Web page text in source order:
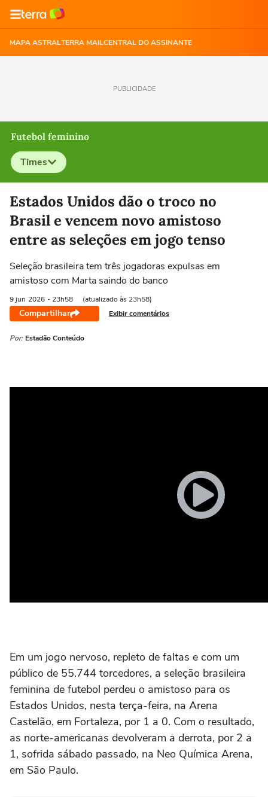
MAPA ASTRALTERRA MAILCENTRAL DO ASSINANTE
PUBLICIDADE
Futebol feminino
Times
Selecione o time para ver as notícias
Estados Unidos dão o troco no
Brasil e vencem novo amistoso
entre as seleções em jogo tenso
Seleção brasileira tem três jogadoras expulsas em
amistoso com Marta saindo do banco
9 jun 2026 - 23h58 (atualizado às 23h58)
Compartilhar Exibir comentários
Por: Estadão Conteúdo
Em um jogo nervoso, repleto de faltas e com um
público de 55.744 torcedores, a seleção brasileira
feminina de futebol perdeu o amistoso para os
Estados Unidos, nesta terça-feira, na Arena
Castelão, em Fortaleza, por 1 a 0. Com o resultado,
as norte-americanas devolveram a derrota, por 2 a
1, sofrida sábado passado, na Neo Química Arena,
em São Paulo.